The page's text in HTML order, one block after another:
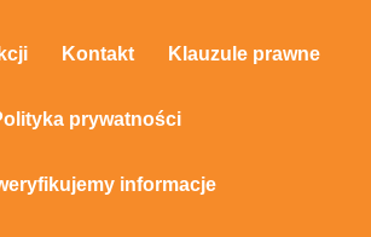
Kontakt Klauzule prawne
prywatności
informacje